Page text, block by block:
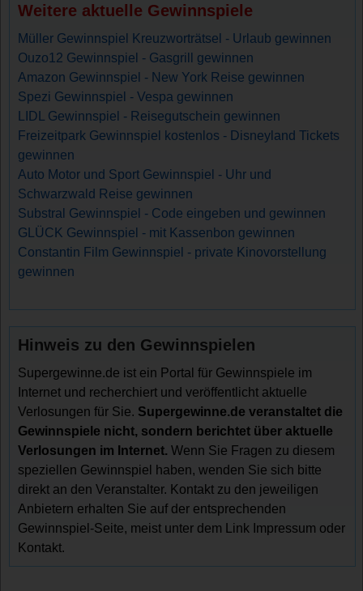
Weitere aktuelle Gewinnspiele
Müller Gewinnspiel Kreuzworträtsel - Urlaub gewinnen
Ouzo12 Gewinnspiel - Gasgrill gewinnen
Amazon Gewinnspiel - New York Reise gewinnen
Spezi Gewinnspiel - Vespa gewinnen
LIDL Gewinnspiel - Reisegutschein gewinnen
Freizeitpark Gewinnspiel kostenlos - Disneyland Tickets
gewinnen
Auto Motor und Sport Gewinnspiel - Uhr und
Schwarzwald Reise gewinnen
Substral Gewinnspiel - Code eingeben und gewinnen
GLÜCK Gewinnspiel - mit Kassenbon gewinnen
Constantin Film Gewinnspiel - private Kinovorstellung
gewinnen
Hinweis zu den Gewinnspielen
Supergewinne.de ist ein Portal für Gewinnspiele im
Internet und recherchiert und veröffentlicht aktuelle
Verlosungen für Sie. Supergewinne.de veranstaltet die
Gewinnspiele nicht, sondern berichtet über aktuelle
Verlosungen im Internet. Wenn Sie Fragen zu diesem
speziellen Gewinnspiel haben, wenden Sie sich bitte
direkt an den Veranstalter. Kontakt zu den jeweiligen
Anbietern erhalten Sie auf der entsprechenden
Gewinnspiel-Seite, meist unter dem Link Impressum oder
Kontakt.